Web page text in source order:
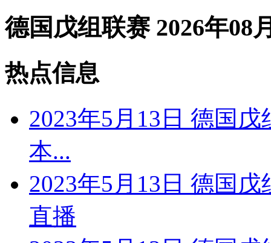
德国戊组联赛 2026年08
热点信息
2023年5月13日 德国
本...
2023年5月13日 德国
直播